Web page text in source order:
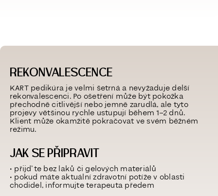
REKONVALESCENCE
KART pedikúra je velmi šetrná a nevyžaduje delší
rekonvalescenci. Po ošetření může být pokožka
přechodně citlivější nebo jemně zarudlá, ale tyto
projevy většinou rychle ustupují během 1–2 dnů.
Klient může okamžitě pokračovat ve svém běžném
režimu.
JAK SE PŘIPRAVIT
• přijďte bez laků či gelových materiálů
• pokud máte aktuální zdravotní potíže v oblasti
chodidel, informujte terapeuta předem